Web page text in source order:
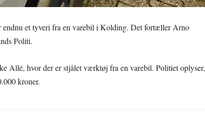
endnu et tyveri fra en varebil i Kolding. Det fortæller Arno
Politi.
Allé, hvor der er stjålet værktøj fra en varebil. Politiet oplyser,
kroner.